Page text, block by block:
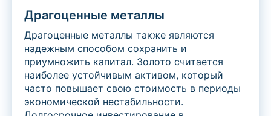
Драгоценные металлы
Драгоценные металлы также являются
надежным способом сохранить и
приумножить капитал. Золото считается
наиболее устойчивым активом, который
часто повышает свою стоимость в периоды
экономической нестабильности.